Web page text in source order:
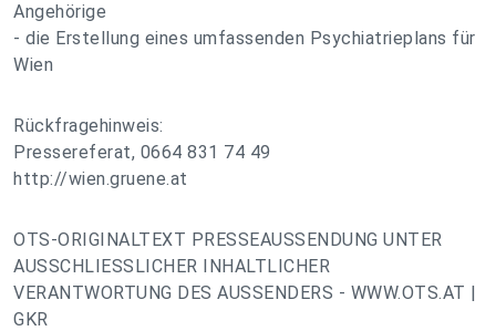
Angehörige
- die Erstellung eines umfassenden Psychiatrieplans für
Wien
Rückfragehinweis:
Pressereferat, 0664 831 74 49
http://wien.gruene.at
OTS-ORIGINALTEXT PRESSEAUSSENDUNG UNTER
AUSSCHLIESSLICHER INHALTLICHER
VERANTWORTUNG DES AUSSENDERS - WWW.OTS.AT |
GKR